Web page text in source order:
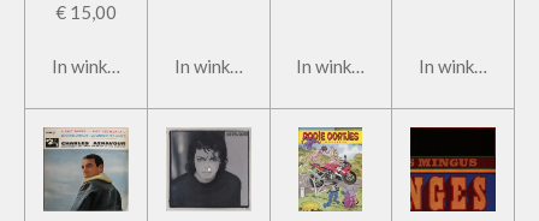
€ 15,00
In winkelwagen In winkelwagen In winkelwagen In